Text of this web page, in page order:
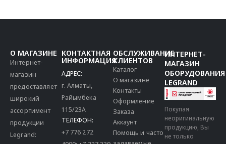
О МАГАЗИНЕ
Интернет-
магазин
предоставляет
широкий
ассортимент
продукции
Legrand:
КОНТАКТНАЯ
ИНФОРМАЦИЯ
АДРЕС:
г. Алматы,
Райымбека
115/23A
ТЕЛЕФОН:
+7 776 272
ОБСЛУЖИВАНИЕ
КЛИЕНТОВ
Каталог
О магазине
Контакты
Оформление
Заказа
Аккаунт
Помощь и часто
ИНТЕРНЕТ-
МАГАЗИН
ОБОРУДОВАНИЯ
LEGRAND
Покупая
неоригинальную
продукцию, Вы
не только